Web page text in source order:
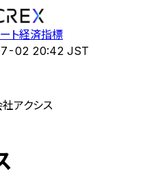
ト経済指標
02 20:42 JST
アクシス